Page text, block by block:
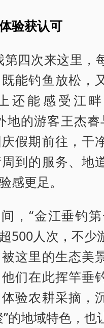
验获认可
第四次来这里，
能钓鱼放松，
还能感受江
地的游客王杰
假期前往，干
到的服务、地
感更足。
，“金江垂钓
500人次，不少
这里的生态美
们在此挥竿垂
验农耕采摘，
的地域特色，也